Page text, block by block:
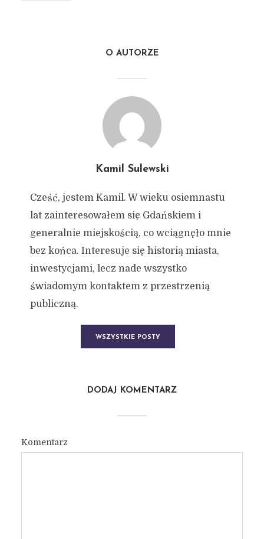
O AUTORZE
Kamil Sulewski
Cześć, jestem Kamil. W wieku osiemnastu
lat zainteresowałem się Gdańskiem i
generalnie miejskością, co wciągnęło mnie
bez końca. Interesuje się historią miasta,
inwestycjami, lecz nade wszystko
świadomym kontaktem z przestrzenią
publiczną.
WSZYSTKIE POSTY
DODAJ KOMENTARZ
Komentarz